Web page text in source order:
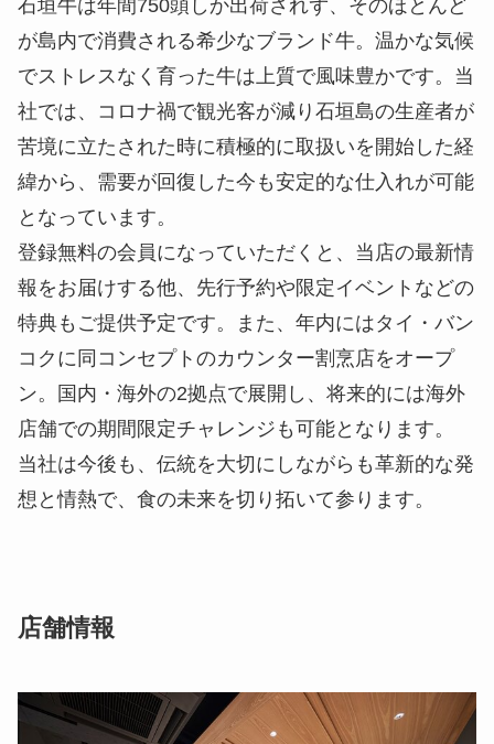
石垣牛は年間750頭しか出荷されず、そのほとんど
が島内で消費される希少なブランド牛。温かな気候
でストレスなく育った牛は上質で風味豊かです。当
社では、コロナ禍で観光客が減り石垣島の生産者が
苦境に立たされた時に積極的に取扱いを開始した経
緯から、需要が回復した今も安定的な仕入れが可能
となっています。
登録無料の会員になっていただくと、当店の最新情
報をお届けする他、先行予約や限定イベントなどの
特典もご提供予定です。また、年内にはタイ・バン
コクに同コンセプトのカウンター割烹店をオープ
ン。国内・海外の2拠点で展開し、将来的には海外
店舗での期間限定チャレンジも可能となります。
当社は今後も、伝統を大切にしながらも革新的な発
想と情熱で、食の未来を切り拓いて参ります。
店舗情報